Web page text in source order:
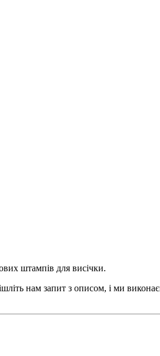
штампів для висічки.
нам запит з описом, і ми